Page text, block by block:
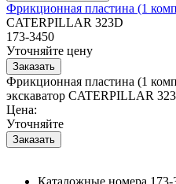
Фрикционная пластина (1
CATERPILLAR 323D
173-3450
Уточняйте цену
Фрикционная пластина (1
экскаватор CATERPILLAR
Цена:
Уточняйте
Каталожные номера 173-